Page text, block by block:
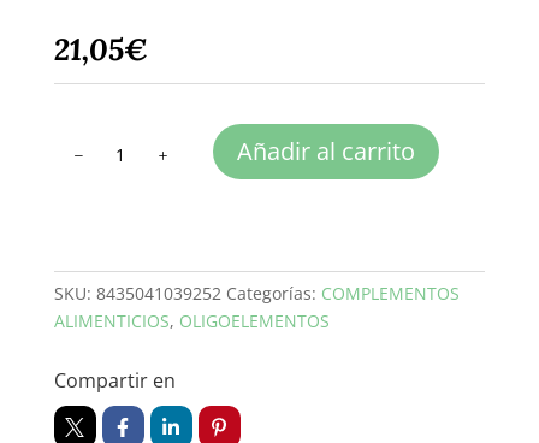
21,05€
Añadir al carrito
SKU: 8435041039252 Categorías: COMPLEMENTOS
ALIMENTICIOS, OLIGOELEMENTOS
Compartir en